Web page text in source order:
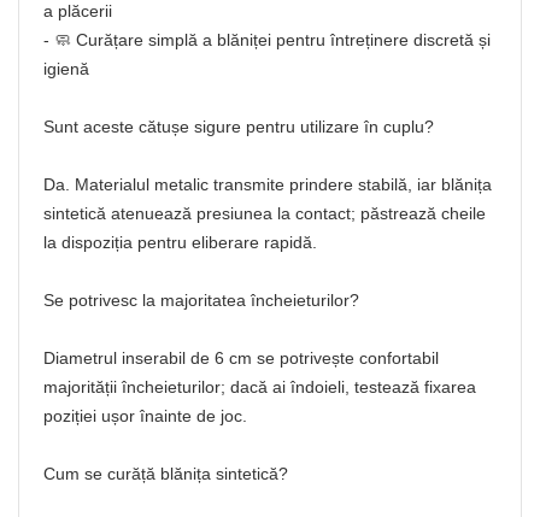
a plăcerii
- 🧼 Curățare simplă a blăniței pentru întreținere discretă și
igienă
Sunt aceste cătușe sigure pentru utilizare în cuplu?
Da. Materialul metalic transmite prindere stabilă, iar blănița
sintetică atenuează presiunea la contact; păstrează cheile
la dispoziția pentru eliberare rapidă.
Se potrivesc la majoritatea încheieturilor?
Diametrul inserabil de 6 cm se potrivește confortabil
majorității încheieturilor; dacă ai îndoieli, testează fixarea
poziției ușor înainte de joc.
Cum se curăță blănița sintetică?